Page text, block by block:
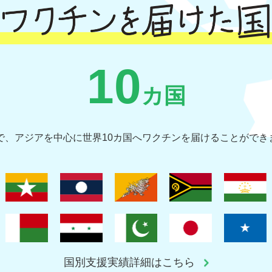
10カ国
、アジアを中心に世界10カ国へワクチンを届けることができ
国別支援実績詳細はこちら